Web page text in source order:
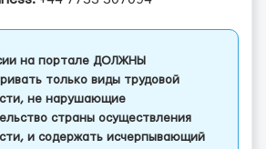
на портале ДОЛЖНЫ
только виды трудовой
не нарушающие
страны осуществления
и содержать исчерпывающий